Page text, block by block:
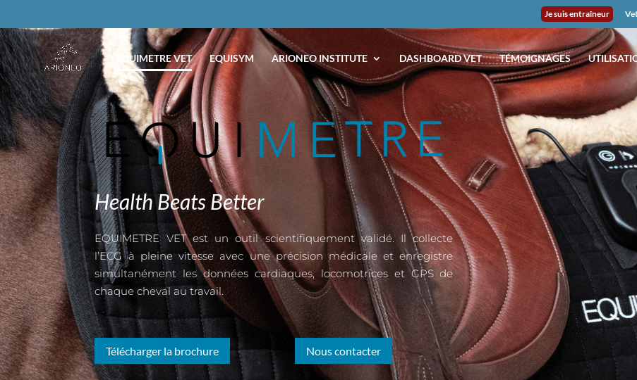
Je suis entraîneur
EQUIMETRE VET EQUISYM ARIONEO INSTITUTE DASHBOARD VET TÉMOIGNAGES
Health Beats Better
EQUIMETRE VET est un outil scientifiquement validé. Il collecte
l’ECG à pleine vitesse avec une précision médicale et enregistre
simultanément les données cardiaques, locomotrices et GPS de
chaque cheval au travail.
Télécharger la brochure Nous contacter